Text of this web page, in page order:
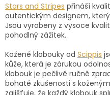
Stars and Stripes přináší
autentickým designem,
Jsou vyrobeny z vysoce
pohodlný zážitek.
Kožené klobouky od Scippis
kůže, která je zárukou
klobouk je pečlivě ručně
bohaté zkušenosti s
zajišťuje, že každý klobouk